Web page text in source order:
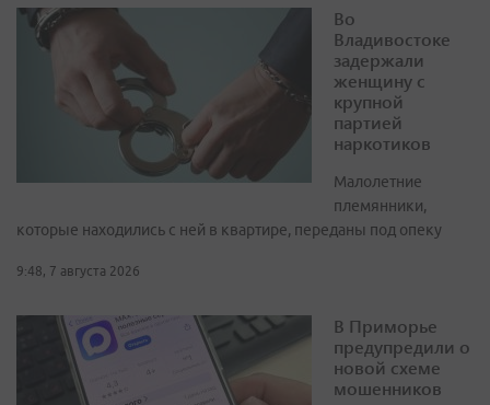
Во
Владивостоке
задержали
женщину с
крупной
партией
наркотиков
Малолетние
племянники,
которые находились с ней в квартире, переданы под опеку
9:48, 7 августа 2026
В Приморье
предупредили о
новой схеме
мошенников